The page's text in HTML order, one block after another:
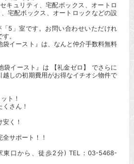
キュリティ、宅配ボックス、オートロ
宅配ボックス、オートロックなどの設
5」室です。お問い合わせいただけれ
。
袋イースト』は、なんと仲介手数料無料
袋イースト』は 【礼金ゼロ】 でさらに
越しの初期費用がお得なイチオシ物件で
ト！
くさん！
安く！
サポート！！
東口から、徒歩2分) TEL：03-5468-